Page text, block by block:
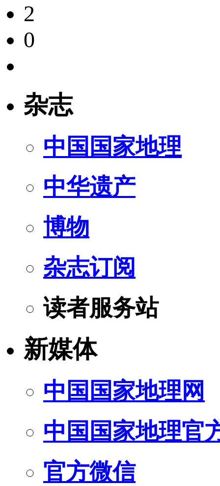
2
0
杂志
中国国家地理
中华遗产
博物
杂志订阅
读者服务站
新媒体
中国国家地理网
中国国家地理官
官方微信